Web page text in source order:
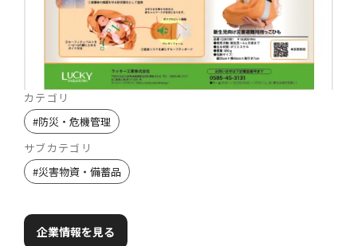
カテゴリ
#防災・危機管理
サブカテゴリ
#災害物資・備蓄品
企業情報を見る